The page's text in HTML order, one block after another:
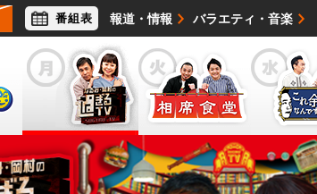
報道・情報 バラエティ・音楽
ライフスタイル 映画・試写会
番組表